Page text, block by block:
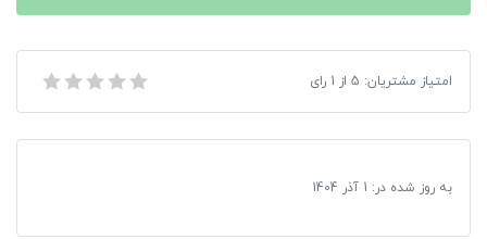
فلش مموری کوئین تک مدل NOBLE ظرفیت 32 گیگابایت
امتیاز مشتریان: 5 از 1 رای
به روز شده در: 1 آذر 1404